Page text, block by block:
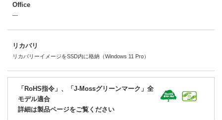
Office
―
リカバリ
リカバリーイメージをSSD内に格納（Windows 11 Pro）
「RoHS指令」、「J-Mossグリーンマーク」全
モデル適合
詳細は製品ページをご覧ください